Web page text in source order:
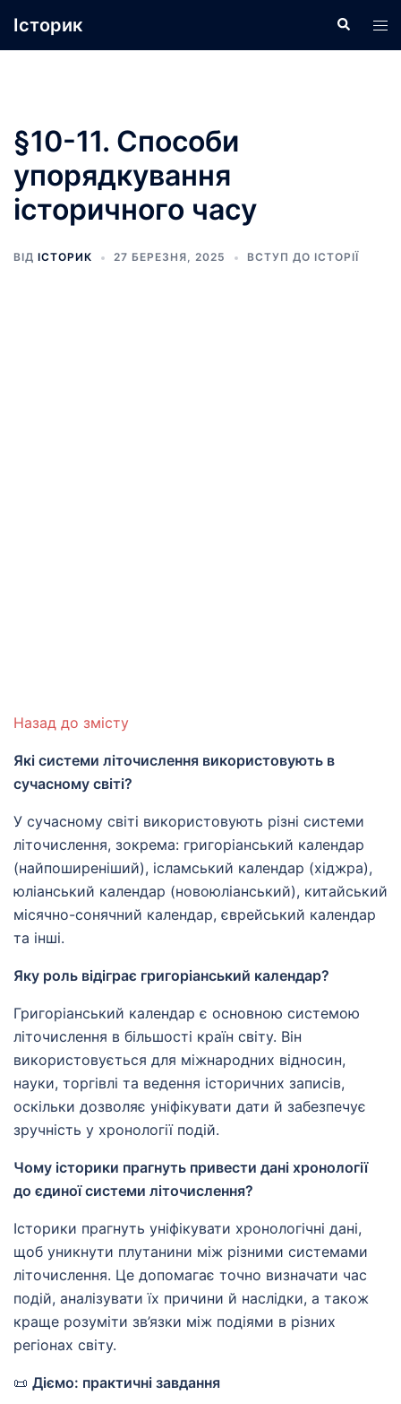
доІсторик Пошук
§10-11. Способи
упорядкування
історичного часу
ВІД ІСТОРИК 27 БЕРЕЗНЯ, 2025 ВСТУП ДО ІСТОРІЇ
Назад до змісту
Які системи літочислення використовують в
сучасному світі?
У сучасному світі використовують різні системи
літочислення, зокрема: григоріанський календар
(найпоширеніший), ісламський календар (хіджра),
юліанський календар (новоюліанський), китайський
місячно-сонячний календар, єврейський календар
та інші.
Яку роль відіграє григоріанський календар?
Григоріанський календар є основною системою
літочислення в більшості країн світу. Він
використовується для міжнародних відносин,
науки, торгівлі та ведення історичних записів,
оскільки дозволяє уніфікувати дати й забезпечує
зручність у хронології подій.
Чому історики прагнуть привести дані хронології
до єдиної системи літочислення?
Історики прагнуть уніфікувати хронологічні дані,
щоб уникнути плутанини між різними системами
літочислення. Це допомагає точно визначати час
подій, аналізувати їх причини й наслідки, а також
краще розуміти зв’язки між подіями в різних
регіонах світу.
📜 Діємо: практичні завдання